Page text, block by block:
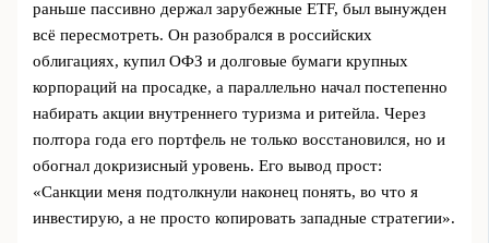
раньше пассивно держал зарубежные ETF, был вынужден
всё пересмотреть. Он разобрался в российских
облигациях, купил ОФЗ и долговые бумаги крупных
корпораций на просадке, а параллельно начал постепенно
набирать акции внутреннего туризма и ритейла. Через
полтора года его портфель не только восстановился, но и
обогнал докризисный уровень. Его вывод прост:
«Санкции меня подтолкнули наконец понять, во что я
инвестирую, а не просто копировать западные стратегии».